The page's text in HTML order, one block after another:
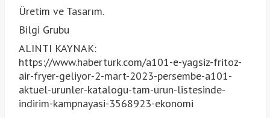
Üretim ve Tasarım.
Bilgi Grubu
ALINTI KAYNAK:
https://www.haberturk.com/a101-e-yagsiz-fritoz-
air-fryer-geliyor-2-mart-2023-persembe-a101-
aktuel-urunler-katalogu-tam-urun-listesinde-
indirim-kampnayasi-3568923-ekonomi